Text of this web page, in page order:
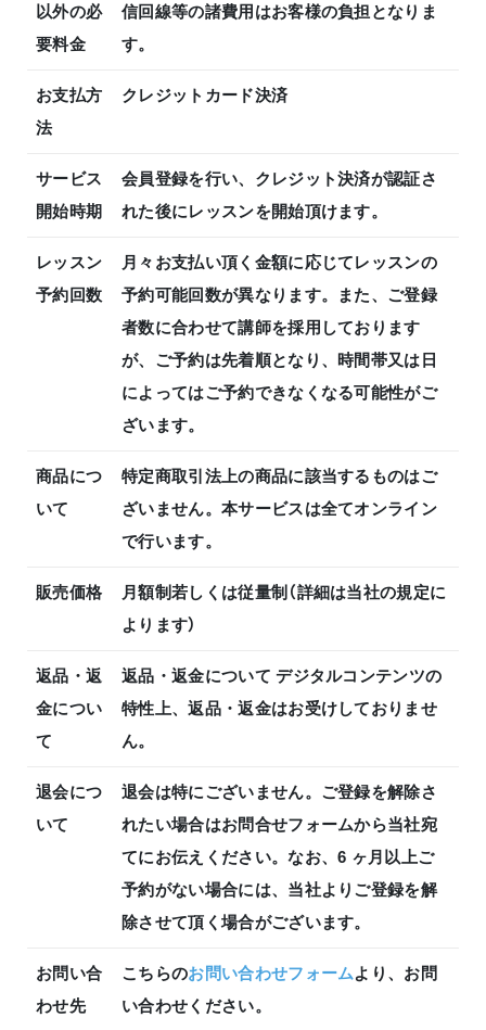
以外の必
要料金
信回線等の諸費用はお客様の負担となりま
す。
お支払方
法
クレジットカード決済
サービス
開始時期
会員登録を行い、クレジット決済が認証さ
れた後にレッスンを開始頂けます。
レッスン
予約回数
月々お支払い頂く金額に応じてレッスンの
予約可能回数が異なります。また、ご登録
者数に合わせて講師を採用しております
が、ご予約は先着順となり、時間帯又は日
によってはご予約できなくなる可能性がご
ざいます。
商品につ
いて
特定商取引法上の商品に該当するものはご
ざいません。本サービスは全てオンライン
で行います。
販売価格
月額制若しくは従量制（詳細は当社の規定に
よります）
返品・返
金につい
て
返品・返金について デジタルコンテンツの
特性上、返品・返金はお受けしておりませ
ん。
退会につ
いて
退会は特にございません。ご登録を解除さ
れたい場合はお問合せフォームから当社宛
てにお伝えください。なお、6 ヶ月以上ご
予約がない場合には、当社よりご登録を解
除させて頂く場合がございます。
お問い合
わせ先
こちらのお問い合わせフォームより、お問
い合わせください。